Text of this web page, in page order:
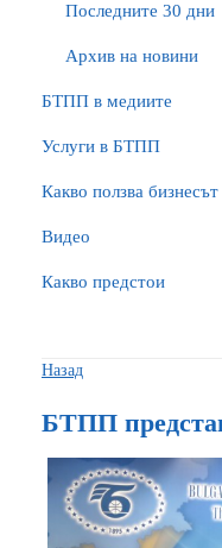
Последните 30 дни
Архив на новини
БTПП в медиите
Услуги в БТПП
Какво ползва бизнесът
Видео
Какво предстои
Назад
БТПП